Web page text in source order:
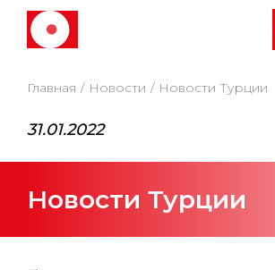
Главная Новости Новости Турции
31.01.2022
Новости Турции